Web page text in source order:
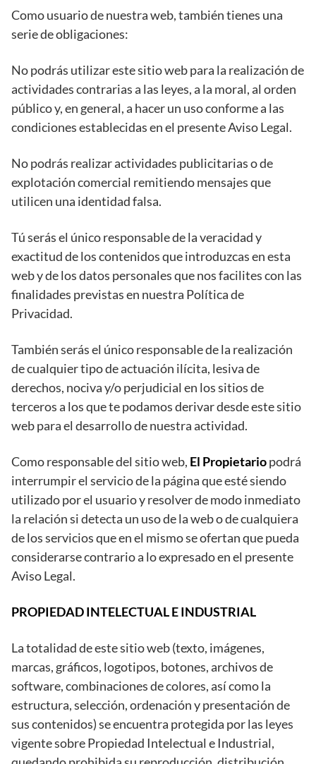
Como usuario de nuestra web, también tienes una
serie de obligaciones:
No podrás utilizar este sitio web para la realización de
actividades contrarias a las leyes, a la moral, al orden
público y, en general, a hacer un uso conforme a las
condiciones establecidas en el presente Aviso Legal.
No podrás realizar actividades publicitarias o de
explotación comercial remitiendo mensajes que
utilicen una identidad falsa.
Tú serás el único responsable de la veracidad y
exactitud de los contenidos que introduzcas en esta
web y de los datos personales que nos facilites con las
finalidades previstas en nuestra Política de
Privacidad.
También serás el único responsable de la realización
de cualquier tipo de actuación ilícita, lesiva de
derechos, nociva y/o perjudicial en los sitios de
terceros a los que te podamos derivar desde este sitio
web para el desarrollo de nuestra actividad.
Como responsable del sitio web, El Propietariopodrá
interrumpir el servicio de la página que esté siendo
utilizado por el usuario y resolver de modo inmediato
la relación si detecta un uso de la web o de cualquiera
de los servicios que en el mismo se ofertan que pueda
considerarse contrario a lo expresado en el presente
Aviso Legal.
PROPIEDAD INTELECTUAL E INDUSTRIAL
La totalidad de este sitio web (texto, imágenes,
marcas, gráficos, logotipos, botones, archivos de
software, combinaciones de colores, así como la
estructura, selección, ordenación y presentación de
sus contenidos) se encuentra protegida por las leyes
vigente sobre Propiedad Intelectual e Industrial,